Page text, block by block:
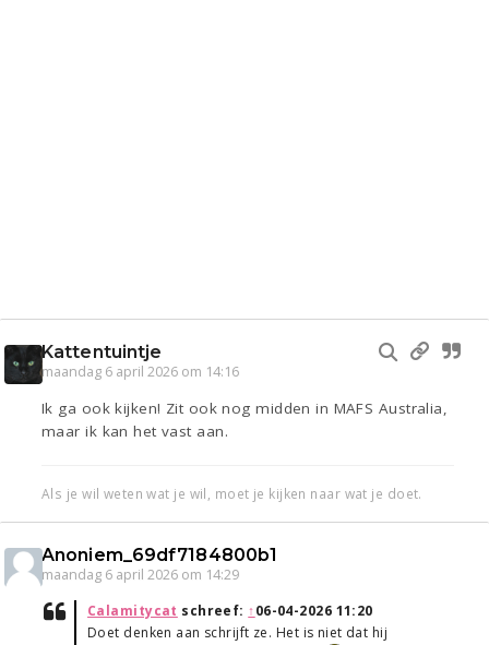
Kattentuintje
maandag 6 april 2026 om 14:16
Ik ga ook kijken! Zit ook nog midden in MAFS Australia,
maar ik kan het vast aan.
Als je wil weten wat je wil, moet je kijken naar wat je doet.
Anoniem_69df7184800b1
maandag 6 april 2026 om 14:29
Calamitycat schreef: ↑06-04-2026 11:20
Doet denken aan schrijft ze. Het is niet dat hij